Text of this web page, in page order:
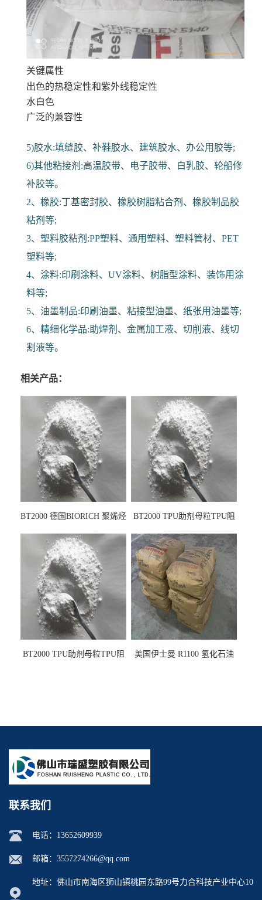
关键属性
出色的热稳定性和紫外线稳定性
水白色
广泛的兼容性
5)胶水:填缝胶、补鞋胶水、建筑胶水、办公用胶等;
6)其他粘接剂:高温胶带、电子胶带、白乳胶、轮船修
补胶等。
2、橡胶:丁基密封胶、橡胶树脂粘合剂、橡胶制品胶
粘剂等;
3、塑料胶粘剂:PP塑料、通用塑料、塑料管材、PET
塑料等;
4、涂料:印刷涂料、UV涂料、树脂型涂料、装饰用涂
料等;
5、油墨制品:印刷油墨、粘接型油墨、纸张用油墨等;
6、精细化学品:助焊剂、金属加工液、切削液、线切
割液等。
相关产品：
BT2000 德国BIORICH 聚烯烃
墨阻燃剂 TPU抗黄变剂 抗黄
变耐黄剂
BT2000 TPU助剂母粒TPU阻
剂雾面滑剂防粘剂 TPU抗黄
变剂 抗黄变耐黄剂
BT2000 TPU助剂母粒TPU阻
美国伊士曼 R1100 氢化石油
联系我们
电话： 13652609939
邮箱： 3557274266@qq.com
地址：佛山市南海区狮山镇桃园东路99号力合科技产业中心10